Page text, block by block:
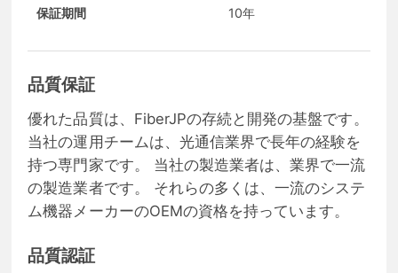
保証期間 10年
品質保証
優れた品質は、FiberJPの存続と開発の基盤です。
当社の運用チームは、光通信業界で長年の経験を
持つ専門家です。 当社の製造業者は、業界で一流
の製造業者です。 それらの多くは、一流のシステ
ム機器メーカーのOEMの資格を持っています。
品質認証